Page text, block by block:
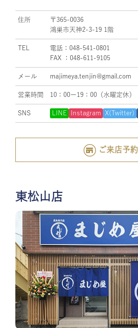
住所
〒365-0036
鴻巣市天神2-3-19 1階
TEL
電話：048-541-0801
FAX ：048-611-9105
メール majimeya.tenjin@gmail.com
営業時間 10：00ー19：00（水曜定休）
SNS LINE Instagram X(Twitter)
ご来店予約
東松山店